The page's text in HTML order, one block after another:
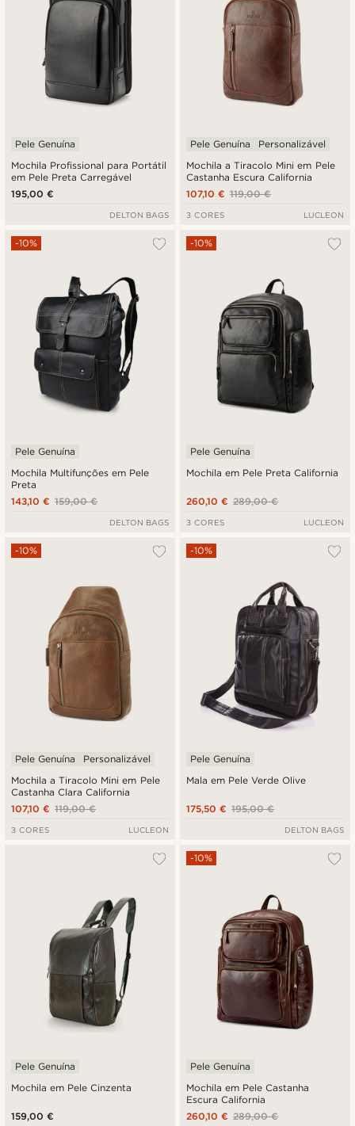
Mochila Profissional para Portátil
em Pele Preta Carregável
Pele Genuína
195,00 €
DELTON BAGS
Mochila a Tiracolo Mini em Pele
Castanha Escura California
Pele Genuína Personalizável
119,00 €
107,10 €
3 CORES LUCLEON
Mochila Multifunções em Pele
Preta
-10%
Pele Genuína
159,00 €
143,10 €
DELTON BAGS
Mochila em Pele Preta California
-10%
Pele Genuína
289,00 €
260,10 €
3 CORES LUCLEON
Mochila a Tiracolo Mini em Pele
Castanha Clara California
-10%
Pele Genuína Personalizável
119,00 €
107,10 €
3 CORES LUCLEON
Mala em Pele Verde Olive
-10%
Pele Genuína
195,00 €
175,50 €
DELTON BAGS
Mochila em Pele Cinzenta
Pele Genuína
159,00 €
Mochila em Pele Castanha
Escura California
-10%
Pele Genuína
289,00 €
260,10 €